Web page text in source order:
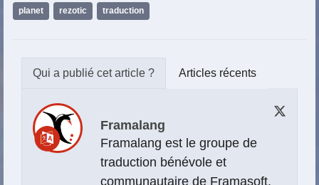
planet rezotic traduction
Articles récents
Framalang
Framalang est le groupe de
traduction bénévole et
communautaire de Framasoft.